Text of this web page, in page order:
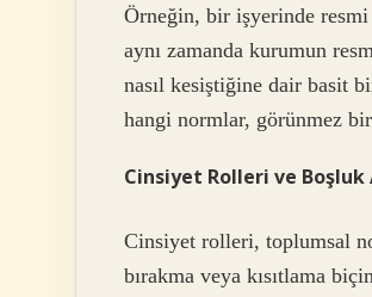
Örneğin, bir işyerinde resmi
aynı zamanda kurumun
nasıl kesiştiğine dair basit
hangi normlar, görünmez bir
Cinsiyet Rolleri ve Boşluk
Cinsiyet rolleri, toplumsal
bırakma veya kısıtlama